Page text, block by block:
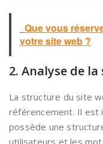
Que vous
votre site web ?
2. Analyse de
La structure du site
référencement. Il est
possède une
utilisateurs et les